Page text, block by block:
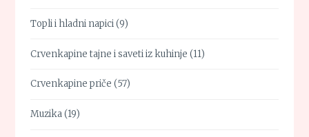
Topli i hladni napici(9)
Crvenkapine tajne i saveti iz kuhinje (11)
Crvenkapine priče (57)
Muzika(19)